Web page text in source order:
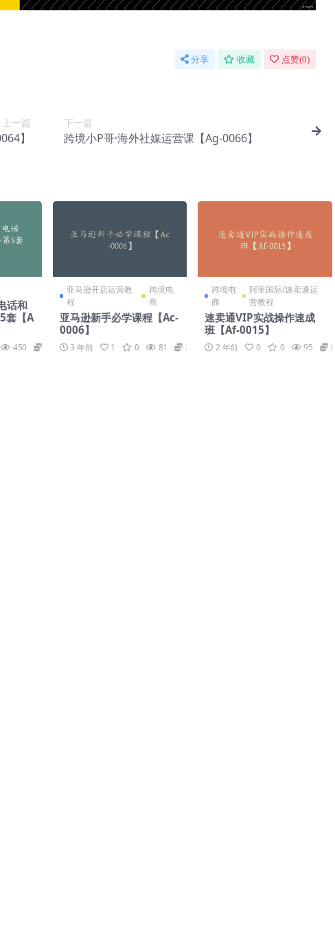
分享 收藏 点赞(0)
上一篇
】
下一篇
跨境小P哥·海外社媒运营课【Ag-0066】
话和
套【A
450
亚马逊开店运营教
程
跨境电
商
亚马逊新手必学课程【Ac-
0006】
3 年前 1 0 81 39
跨境电
商
阿里国际/速卖通运
营教程
速卖通VIP实战操作速成
班【Af-0015】
2 年前 0 0 95 89